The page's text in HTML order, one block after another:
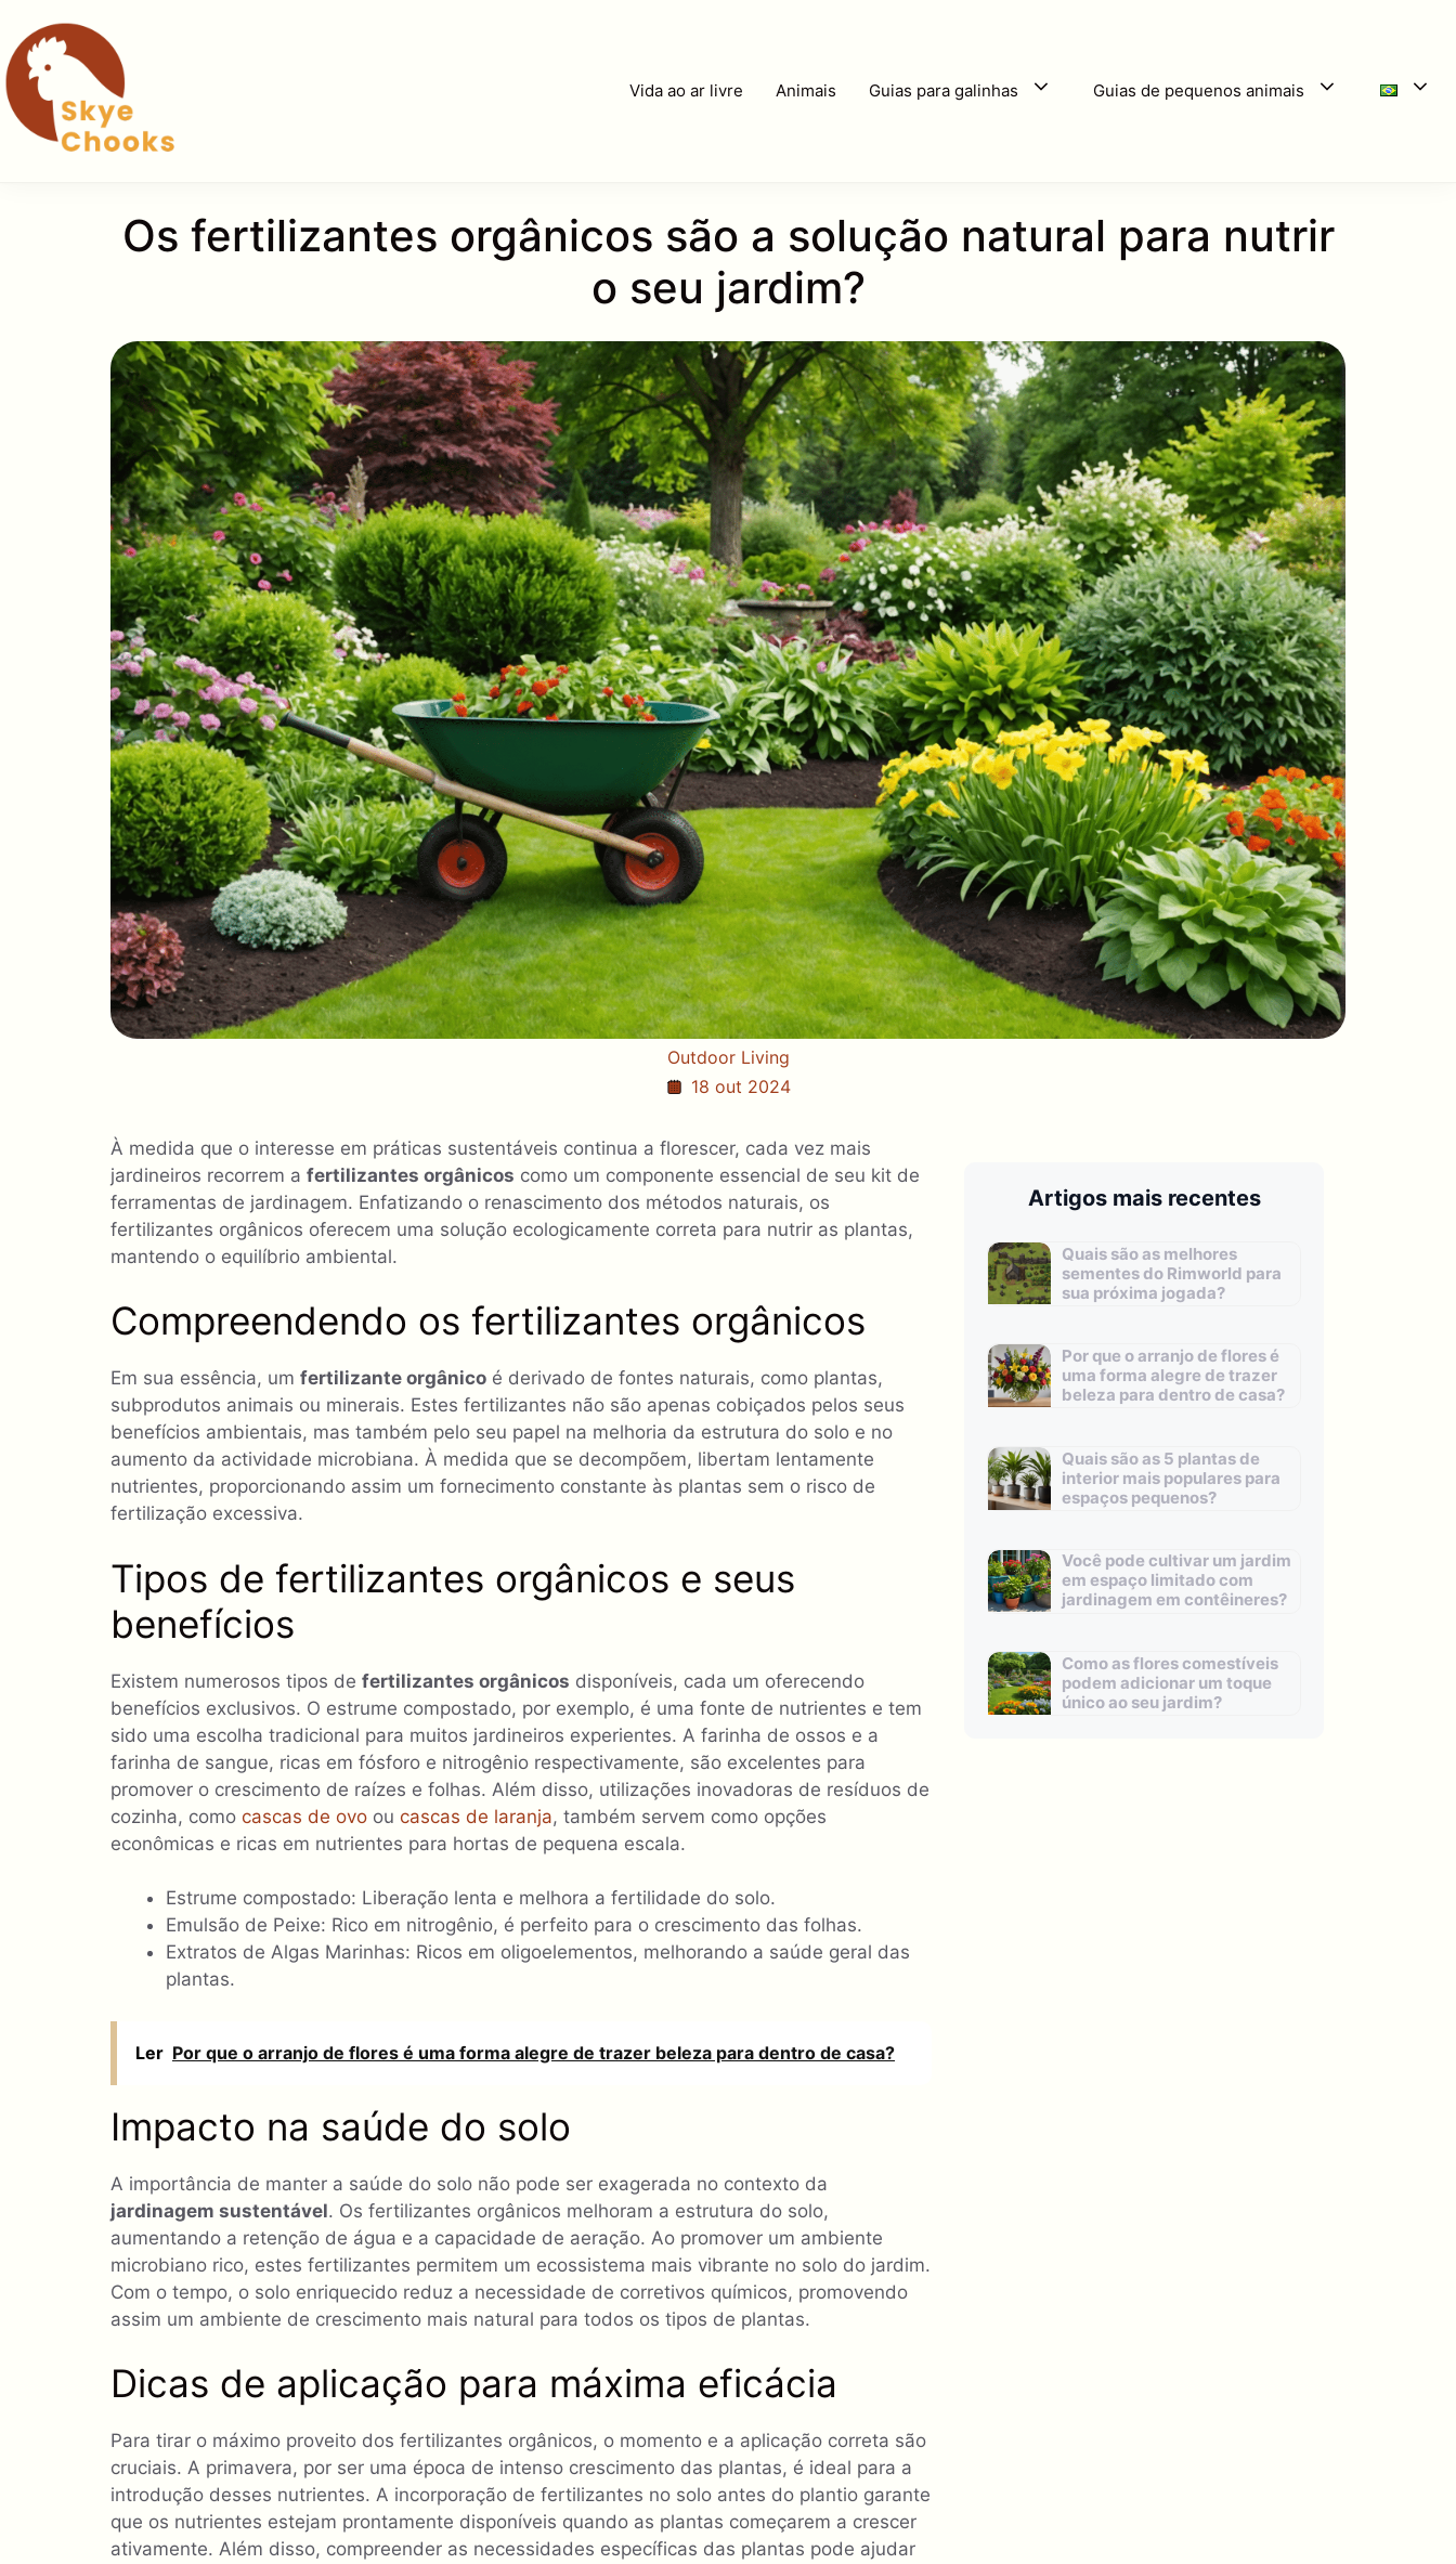
para
o
conteúdo
Vida ao ar livre Animais Guias para galinhas Guias de pequenos animais
Os fertilizantes orgânicos são a solução natural para nutrir
o seu jardim?
Outdoor Living
18 out 2024
À medida que o interesse em práticas sustentáveis ​​continua a florescer, cada vez mais
jardineiros recorrem a fertilizantes orgânicos como um componente essencial de seu kit de
ferramentas de jardinagem. Enfatizando o renascimento dos métodos naturais, os
fertilizantes orgânicos oferecem uma solução ecologicamente correta para nutrir as plantas,
mantendo o equilíbrio ambiental.
Compreendendo os fertilizantes orgânicos
Em sua essência, um fertilizante orgânico é derivado de fontes naturais, como plantas,
subprodutos animais ou minerais. Estes fertilizantes não são apenas cobiçados pelos seus
benefícios ambientais, mas também pelo seu papel na melhoria da estrutura do solo e no
aumento da actividade microbiana. À medida que se decompõem, libertam lentamente
nutrientes, proporcionando assim um fornecimento constante às plantas sem o risco de
fertilização excessiva.
Tipos de fertilizantes orgânicos e seus
benefícios
Existem numerosos tipos de fertilizantes orgânicos disponíveis, cada um oferecendo
benefícios exclusivos. O estrume compostado, por exemplo, é uma fonte de nutrientes e tem
sido uma escolha tradicional para muitos jardineiros experientes. A farinha de ossos e a
farinha de sangue, ricas em fósforo e nitrogênio respectivamente, são excelentes para
promover o crescimento de raízes e folhas. Além disso, utilizações inovadoras de resíduos de
cozinha, como cascas de ovo ou cascas de laranja, também servem como opções
econômicas e ricas em nutrientes para hortas de pequena escala.
Estrume compostado: Liberação lenta e melhora a fertilidade do solo.
Emulsão de Peixe: Rico em nitrogênio, é perfeito para o crescimento das folhas.
Extratos de Algas Marinhas: Ricos em oligoelementos, melhorando a saúde geral das
plantas.
Ler Por que o arranjo de flores é uma forma alegre de trazer beleza para dentro de casa?
Impacto na saúde do solo
A importância de manter a saúde do solo não pode ser exagerada no contexto da
jardinagem sustentável. Os fertilizantes orgânicos melhoram a estrutura do solo,
aumentando a retenção de água e a capacidade de aeração. Ao promover um ambiente
microbiano rico, estes fertilizantes permitem um ecossistema mais vibrante no solo do jardim.
Com o tempo, o solo enriquecido reduz a necessidade de corretivos químicos, promovendo
assim um ambiente de crescimento mais natural para todos os tipos de plantas.
Dicas de aplicação para máxima eficácia
Para tirar o máximo proveito dos fertilizantes orgânicos, o momento e a aplicação correta são
cruciais. A primavera, por ser uma época de intenso crescimento das plantas, é ideal para a
introdução desses nutrientes. A incorporação de fertilizantes no solo antes do plantio garante
que os nutrientes estejam prontamente disponíveis quando as plantas começarem a crescer
ativamente. Além disso, compreender as necessidades específicas das plantas pode ajudar
Artigos mais recentes
Quais são as melhores
sementes do Rimworld para
sua próxima jogada?
Por que o arranjo de flores é
uma forma alegre de trazer
beleza para dentro de casa?
Quais são as 5 plantas de
interior mais populares para
espaços pequenos?
Você pode cultivar um jardim
em espaço limitado com
jardinagem em contêineres?
Como as flores comestíveis
podem adicionar um toque
único ao seu jardim?